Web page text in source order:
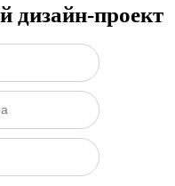
дизайн-проект